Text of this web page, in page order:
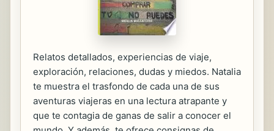
Relatos detallados, experiencias de viaje,
exploración, relaciones, dudas y miedos. Natalia
te muestra el trasfondo de cada una de sus
aventuras viajeras en una lectura atrapante y
que te contagia de ganas de salir a conocer el